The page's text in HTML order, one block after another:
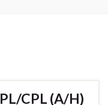
CPL (A/H)